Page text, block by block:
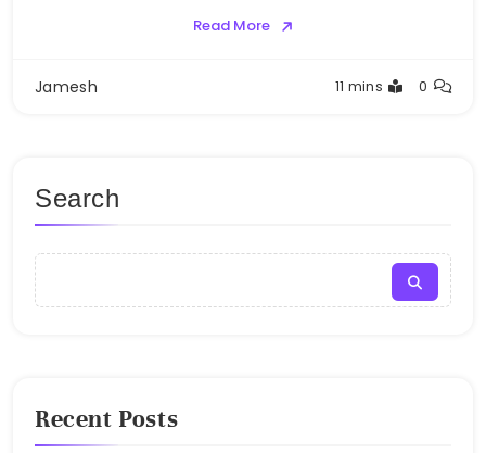
Read More
Jamesh 11 mins 0
Search
Recent Posts